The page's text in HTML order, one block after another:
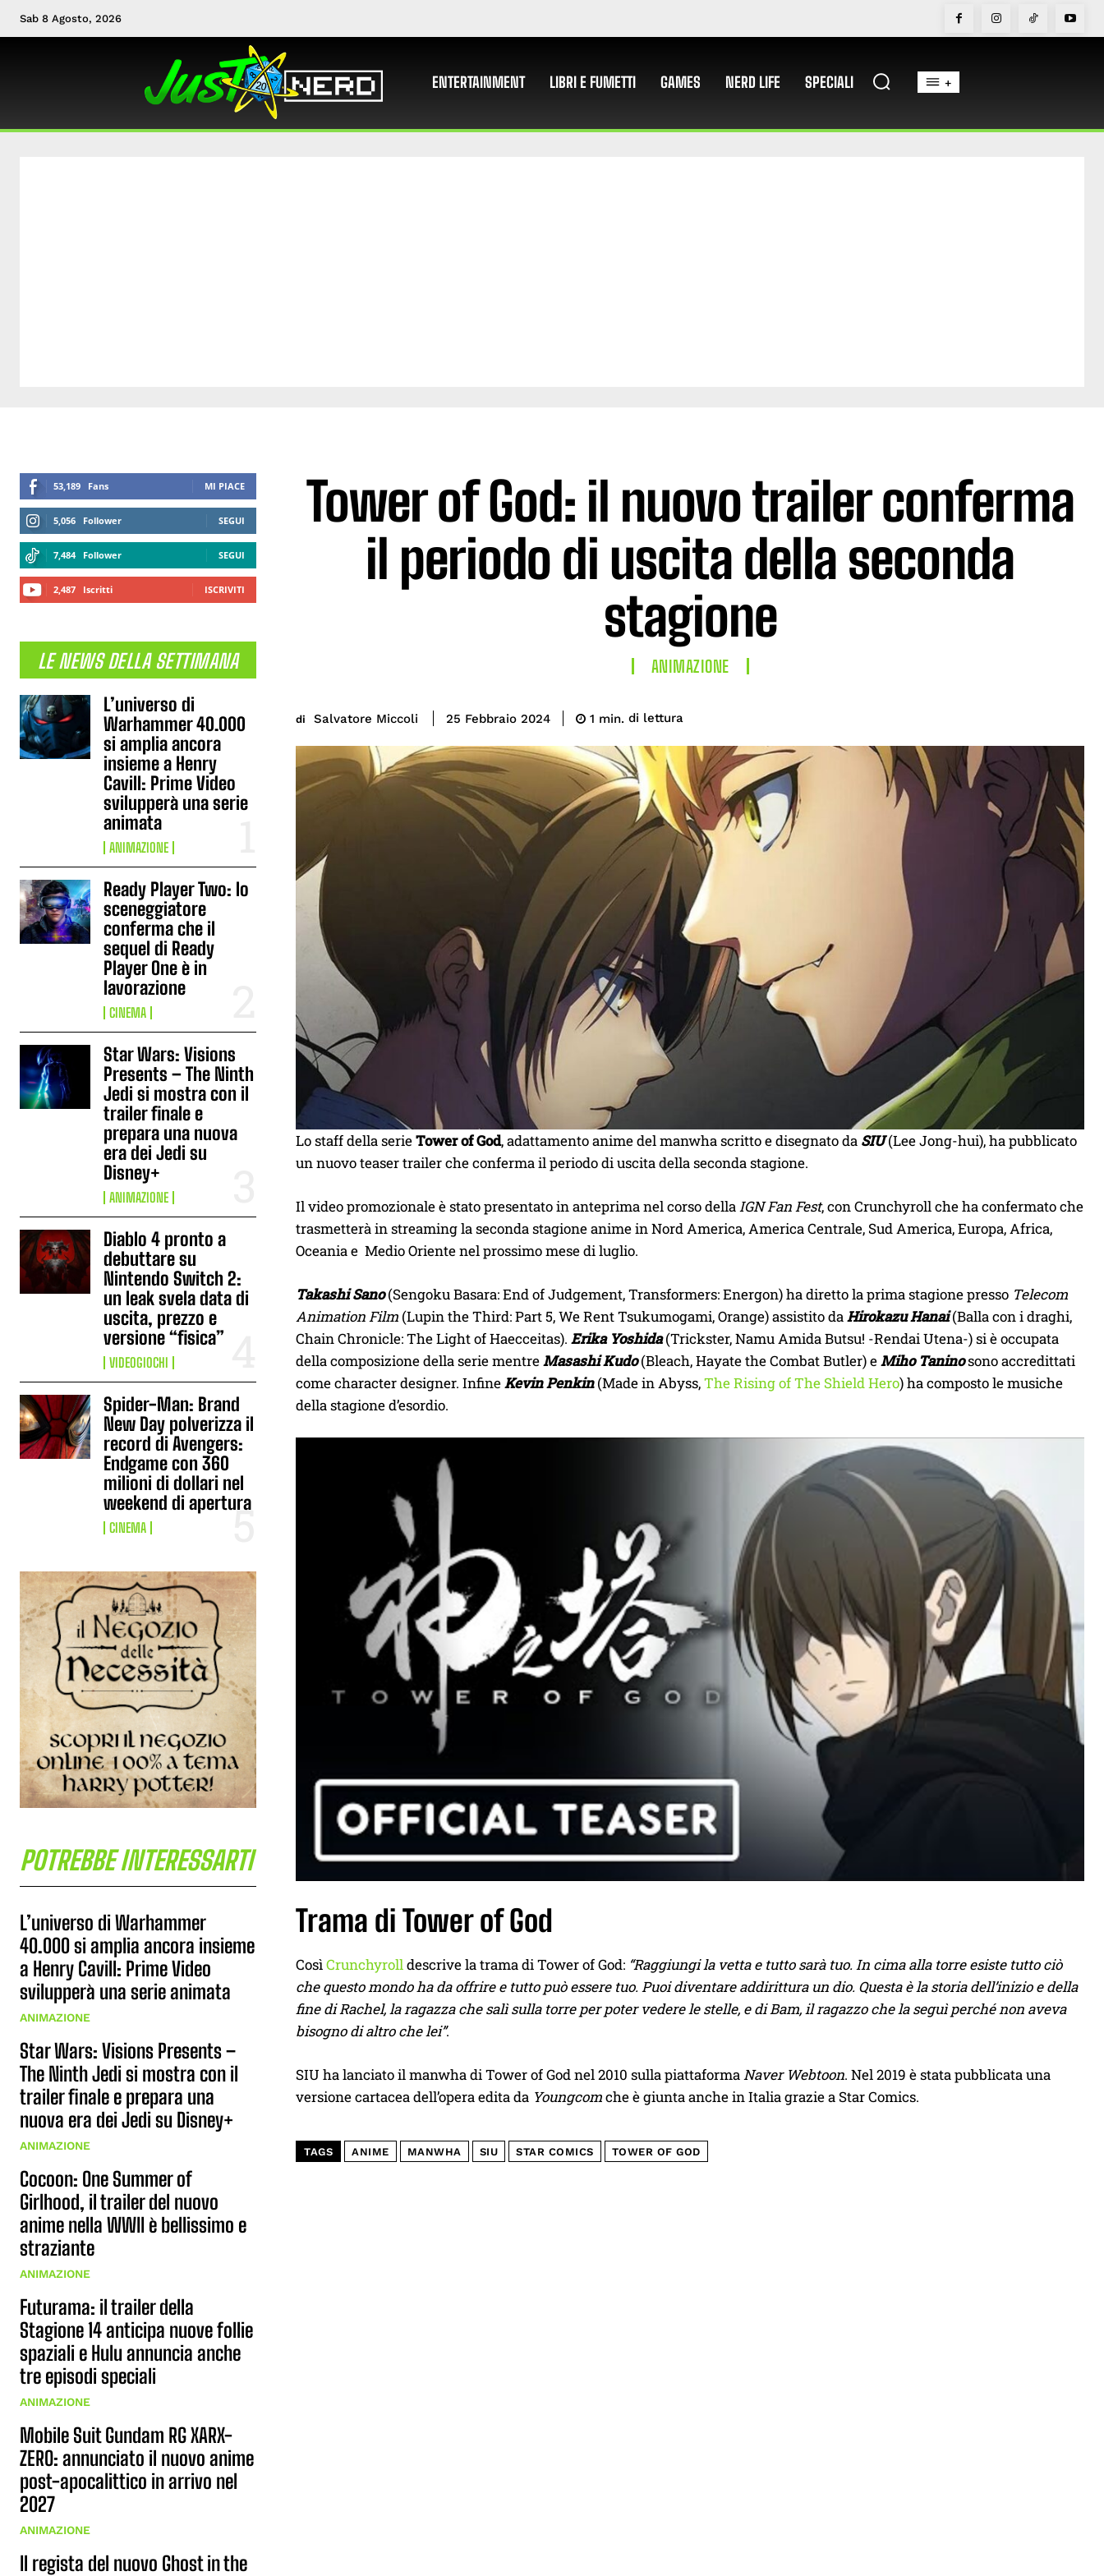
Sab 8 Agosto, 2026
ENTERTAINMENT LIBRI E FUMETTI GAMES NERD LIFE SPECIALI +
53,189 Fans MI PIACE
5,056 Follower SEGUI
7,484 Follower SEGUI
2,487 Iscritti ISCRIVITI
LE NEWS DELLA SETTIMANA
L’universo di
Warhammer 40.000
si amplia ancora
insieme a Henry
Cavill: Prime Video
svilupperà una serie
animata
ANIMAZIONE
Ready Player Two: lo
sceneggiatore
conferma che il
sequel di Ready
Player One è in
lavorazione
CINEMA
Star Wars: Visions
Presents – The Ninth
Jedi si mostra con il
trailer finale e
prepara una nuova
era dei Jedi su
Disney+
ANIMAZIONE
Diablo 4 pronto a
debuttare su
Nintendo Switch 2:
un leak svela data di
uscita, prezzo e
versione “fisica”
VIDEOGIOCHI
Spider-Man: Brand
New Day polverizza il
record di Avengers:
Endgame con 360
milioni di dollari nel
weekend di apertura
CINEMA
POTREBBE INTERESSARTI
L’universo di Warhammer
40.000 si amplia ancora insieme
a Henry Cavill: Prime Video
svilupperà una serie animata
ANIMAZIONE
Star Wars: Visions Presents –
The Ninth Jedi si mostra con il
trailer finale e prepara una
nuova era dei Jedi su Disney+
ANIMAZIONE
Cocoon: One Summer of
Girlhood, il trailer del nuovo
anime nella WWII è bellissimo e
straziante
ANIMAZIONE
Futurama: il trailer della
Stagione 14 anticipa nuove follie
spaziali e Hulu annuncia anche
tre episodi speciali
ANIMAZIONE
Mobile Suit Gundam RG XARX-
ZERO: annunciato il nuovo anime
post-apocalittico in arrivo nel
2027
ANIMAZIONE
Il regista del nuovo Ghost in the
Tower of God: il nuovo trailer conferma
il periodo di uscita della seconda
stagione
ANIMAZIONE
di Salvatore Miccoli 25 Febbraio 2024 1 min. di lettura
Lo staff della serieTower of God, adattamento anime del manwha scritto e disegnato da SIU(Lee Jong-hui), ha pubblicato
un nuovo teaser trailer che conferma il periodo di uscita della seconda stagione.
Il video promozionale è stato presentato in anteprima nel corso dellaIGN Fan Fest, con Crunchyroll che ha confermato che
trasmetterà in streaming la seconda stagione anime in Nord America, America Centrale, Sud America, Europa, Africa,
Oceania e Medio Oriente nel prossimo mese di luglio.
Takashi Sano(Sengoku Basara: End of Judgement, Transformers: Energon) ha diretto la prima stagione presso Telecom
Animation Film (Lupin the Third: Part 5, We Rent Tsukumogami, Orange) assistito daHirokazu Hanai (Balla con i draghi,
Chain Chronicle: The Light of Haecceitas). Erika Yoshida (Trickster, Namu Amida Butsu! -Rendai Utena-) si è occupata
della composizione della serie mentreMasashi Kudo(Bleach, Hayate the Combat Butler) eMiho Taninosono accredittati
come character designer. InfineKevin Penkin(Made in Abyss,The Rising of The Shield Hero) ha composto le musiche
della stagione d’esordio.
Trama di Tower of God
CosìCrunchyrolldescrive la trama di Tower of God: “Raggiungi la vetta e tutto sarà tuo. In cima alla torre esiste tutto ciò
che questo mondo ha da offrire e tutto può essere tuo. Puoi diventare addirittura un dio. Questa è la storia dell’inizio e della
fine di Rachel, la ragazza che salì sulla torre per poter vedere le stelle, e di Bam, il ragazzo che la seguì perché non aveva
bisogno di altro che lei”.
SIU ha lanciato il manwha di Tower of God nel 2010 sulla piattaformaNaver Webtoon. Nel 2019 è stata pubblicata una
versione cartacea dell’opera edita da Youngcomche è giunta anche in Italia grazie a Star Comics.
TAGS ANIME MANWHA SIU STAR COMICS TOWER OF GOD